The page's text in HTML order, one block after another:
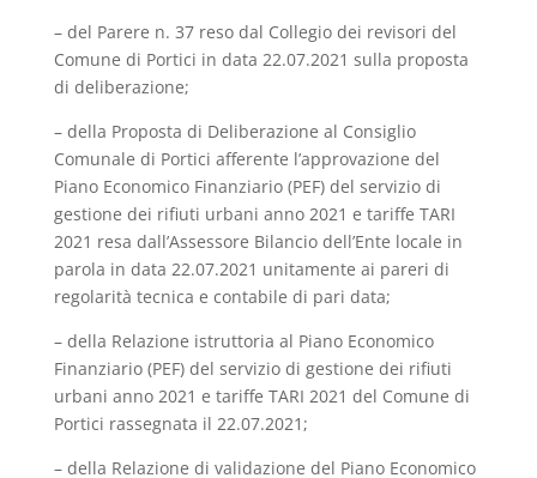
– del Parere n. 37 reso dal Collegio dei revisori del
Comune di Portici in data 22.07.2021 sulla proposta
di deliberazione;
– della Proposta di Deliberazione al Consiglio
Comunale di Portici afferente l’approvazione del
Piano Economico Finanziario (PEF) del servizio di
gestione dei rifiuti urbani anno 2021 e tariffe TARI
2021 resa dall’Assessore Bilancio dell’Ente locale in
parola in data 22.07.2021 unitamente ai pareri di
regolarità tecnica e contabile di pari data;
– della Relazione istruttoria al Piano Economico
Finanziario (PEF) del servizio di gestione dei rifiuti
urbani anno 2021 e tariffe TARI 2021 del Comune di
Portici rassegnata il 22.07.2021;
– della Relazione di validazione del Piano Economico